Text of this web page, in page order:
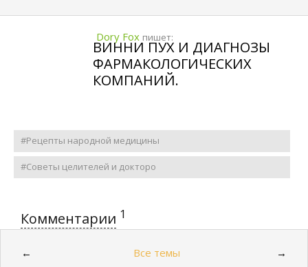
Dory Fox пишет:
ВИННИ ПУХ И ДИАГНОЗЫ
ФАРМАКОЛОГИЧЕСКИХ
КОМПАНИЙ.
#Рецепты народной медицины
#Советы целителей и докторо
Комментарии 1
← Все темы →